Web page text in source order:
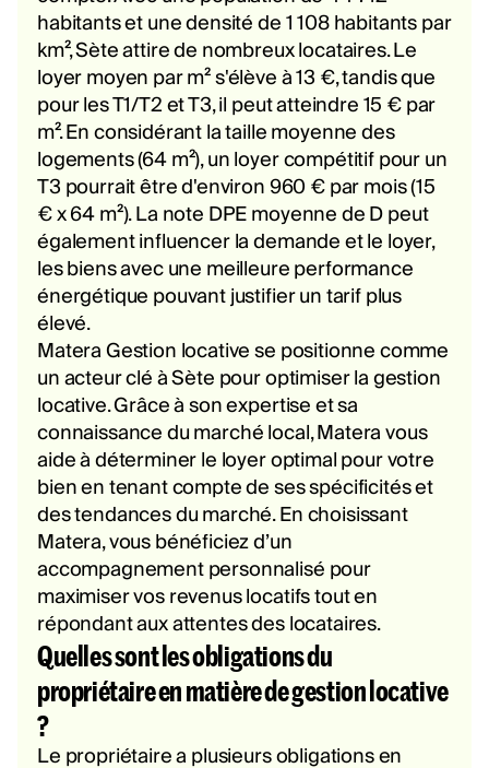
habitants et une densité de 1 108 habitants par
km², Sète attire de nombreux locataires. Le
loyer moyen par m² s'élève à 13 €, tandis que
pour les T1/T2 et T3, il peut atteindre 15 € par
m². En considérant la taille moyenne des
logements (64 m²), un loyer compétitif pour un
T3 pourrait être d'environ 960 € par mois (15
€ x 64 m²). La note DPE moyenne de D peut
également influencer la demande et le loyer,
les biens avec une meilleure performance
énergétique pouvant justifier un tarif plus
élevé.
Matera Gestion locative se positionne comme
un acteur clé à Sète pour optimiser la gestion
locative. Grâce à son expertise et sa
connaissance du marché local, Matera vous
aide à déterminer le loyer optimal pour votre
bien en tenant compte de ses spécificités et
des tendances du marché. En choisissant
Matera, vous bénéficiez d’un
accompagnement personnalisé pour
maximiser vos revenus locatifs tout en
répondant aux attentes des locataires.
Quelles sont les obligations du
propriétaire en matière de gestion locative
?
Le propriétaire a plusieurs obligations en